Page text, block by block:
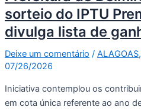
sorteio do IPTU
divulga lista de
Deixe um comentário / ALAGOAS,
07/26/2026
Iniciativa contemplou os
em cota única referente ao ano